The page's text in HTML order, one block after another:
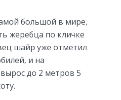
большой в мире,
жеребца по кличке
шайр уже отметил
и на
до 2 метров 5